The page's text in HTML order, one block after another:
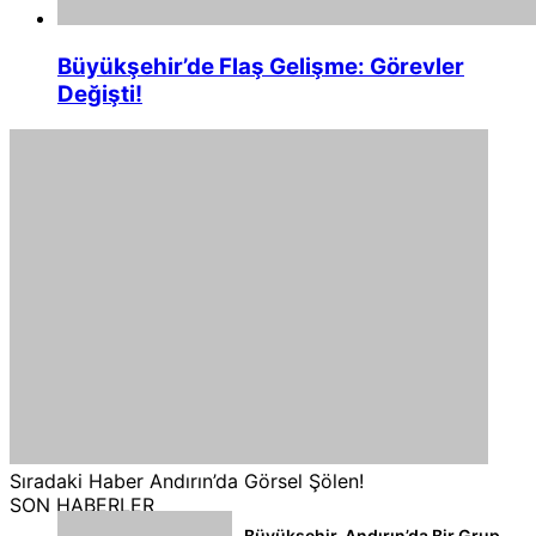
Büyükşehir’de Flaş Gelişme: Görevler
Değişti!
Sıradaki Haber Andırın’da Görsel Şölen!
SON HABERLER